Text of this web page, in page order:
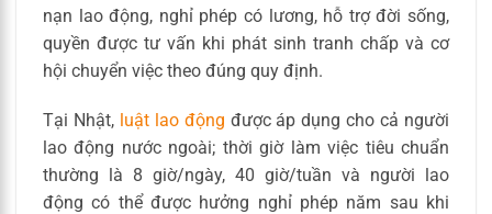
nạn lao động, nghỉ phép có lương, hỗ trợ đời sống,
quyền được tư vấn khi phát sinh tranh chấp và cơ
hội chuyển việc theo đúng quy định.
Tại Nhật, luật lao động được áp dụng cho cả người
lao động nước ngoài; thời giờ làm việc tiêu chuẩn
thường là 8 giờ/ngày, 40 giờ/tuần và người lao
động có thể được hưởng nghỉ phép năm sau khi